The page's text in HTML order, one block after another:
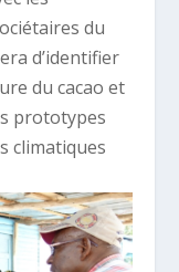
du
d’identifier
du cacao et
prototypes
climatiques